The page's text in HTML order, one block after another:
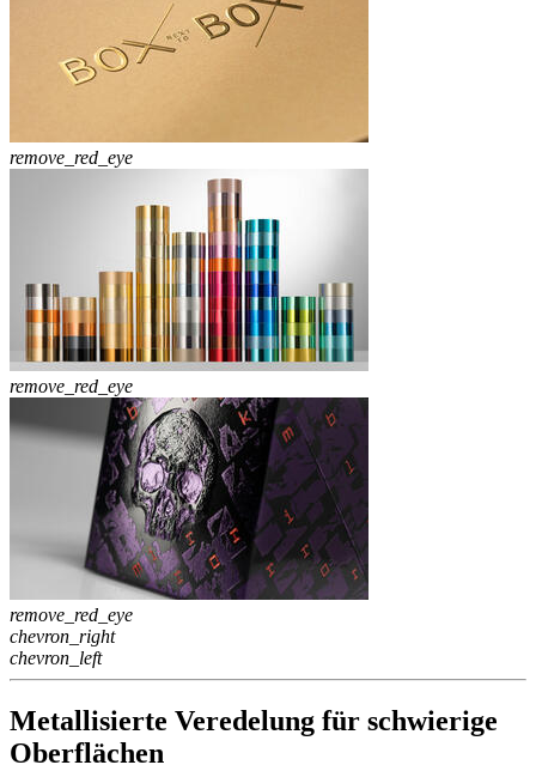
remove_red_eye
remove_red_eye
remove_red_eye
chevron_right
chevron_left
Metallisierte Veredelung für schwierige
Oberflächen